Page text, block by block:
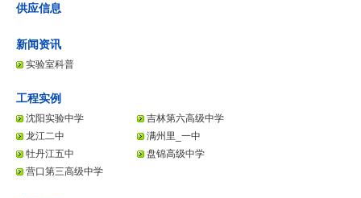
供应信息
新闻资讯
实验室科普
工程实例
沈阳实验中学
吉林第六高级中学
龙江二中
满州里_一中
牡丹江五中
盘锦高级中学
营口第三高级中学